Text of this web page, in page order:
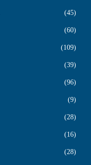
45
60
109
39
96
9
28
16
28